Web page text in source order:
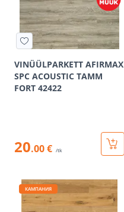
VINÜÜLPARKETT AFIRMAX
SPC ACOUSTIC TAMM
FORT 42422
20.00 € /tk
КАМПАНИЯ